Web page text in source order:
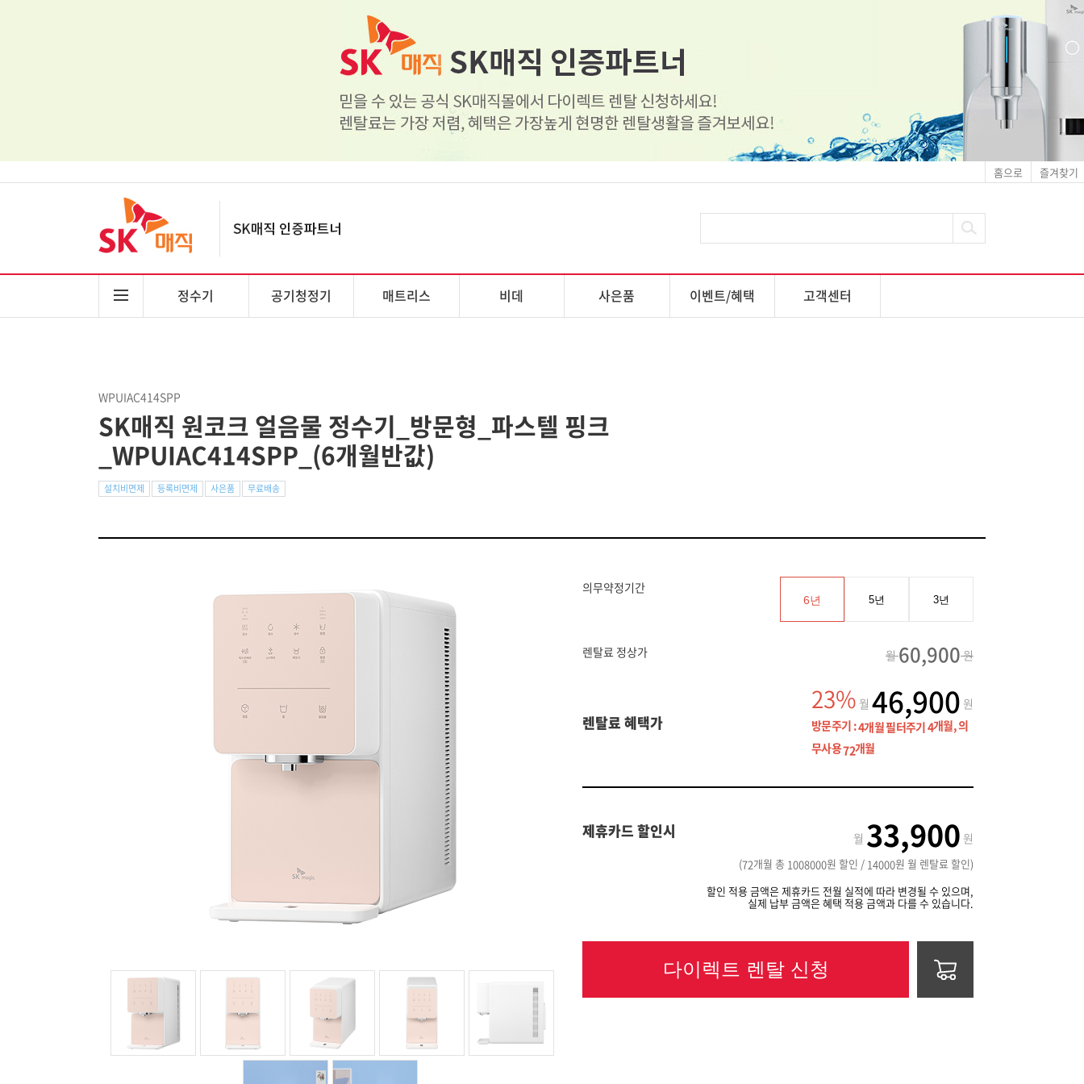
즐겨찾기
홈으로
정수기 공기청정기 매트리스 비데 사은품 이벤트/혜택 고객센터
WPUIAC414SPP
SK매직 원코크 얼음물 정수기_방문형_파스텔 핑크
_WPUIAC414SPP_(6개월반값)
설치비면제 등록비면제 사은품 무료배송
의무약정기간
6년 5년 3년
렌탈료 정상가 월60,900원
렌탈료 혜택가
23% 월 46,900 원
방문주기 :4개월 필터주기 4개월, 의
무사용72개월
제휴카드 할인시 월 33,900 원
(72개월 총 1008000원 할인 / 14000원 월 렌탈료 할인)
할인 적용 금액은 제휴카드 전월 실적에 따라 변경될 수 있으며,
실제 납부 금액은 혜택 적용 금액과 다를 수 있습니다.
다이렉트 렌탈 신청